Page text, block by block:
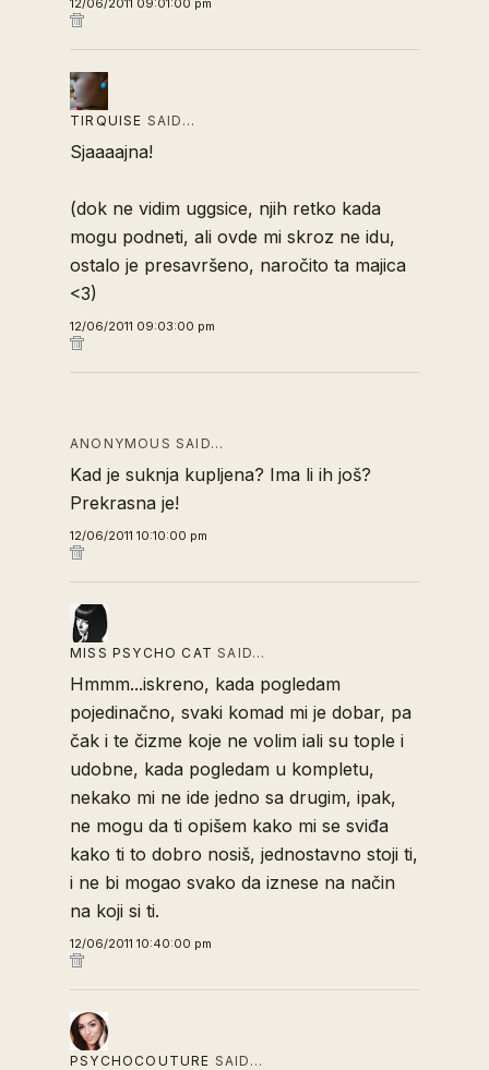
TIRQUISE SAID…
Sjaaaajna!
(dok ne vidim uggsice, njih retko kada
mogu podneti, ali ovde mi skroz ne idu,
ostalo je presavršeno, naročito ta majica
<3)
12/06/2011 09:03:00 pm
ANONYMOUS SAID…
Kad je suknja kupljena? Ima li ih još?
Prekrasna je!
12/06/2011 10:10:00 pm
MISS PSYCHO CAT SAID…
Hmmm...iskreno, kada pogledam
pojedinačno, svaki komad mi je dobar, pa
čak i te čizme koje ne volim iali su tople i
udobne, kada pogledam u kompletu,
nekako mi ne ide jedno sa drugim, ipak,
ne mogu da ti opišem kako mi se sviđa
kako ti to dobro nosiš, jednostavno stoji ti,
i ne bi mogao svako da iznese na način
na koji si ti.
12/06/2011 10:40:00 pm
PSYCHOCOUTURE SAID…